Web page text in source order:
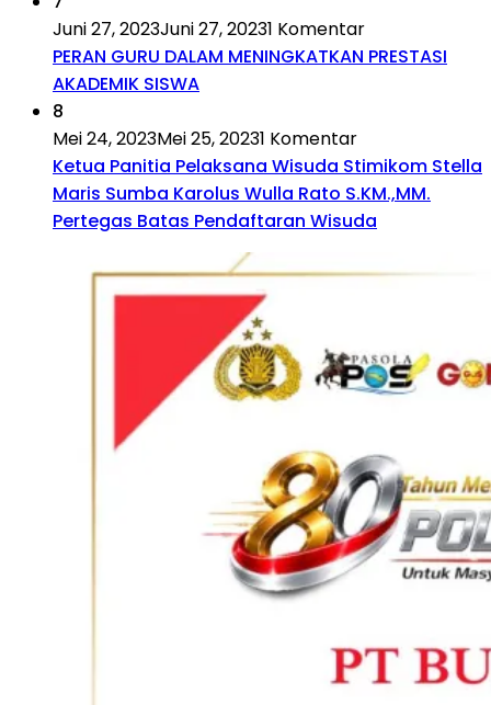
Juni 27, 2023Juni 27, 20231 Komentar
PERAN GURU DALAM MENINGKATKAN PRESTASI
AKADEMIK SISWA
8
Mei 24, 2023Mei 25, 20231 Komentar
Ketua Panitia Pelaksana Wisuda Stimikom Stella
Maris Sumba Karolus Wulla Rato S.KM.,MM.
Pertegas Batas Pendaftaran Wisuda